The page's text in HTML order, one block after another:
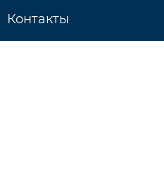
Контакты